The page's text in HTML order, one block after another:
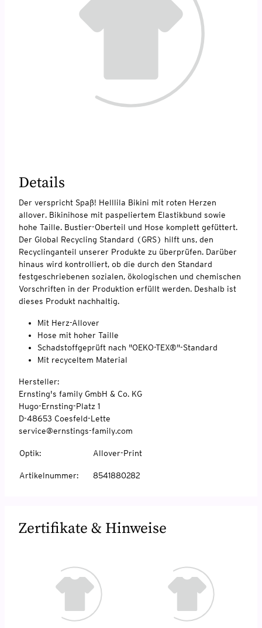
Details
Der verspricht Spaß! Helllila Bikini mit roten Herzen
allover. Bikinihose mit paspeliertem Elastikbund sowie
hohe Taille. Bustier-Oberteil und Hose komplett gefüttert.
Der Global Recycling Standard (GRS) hilft uns, den
Recyclinganteil unserer Produkte zu überprüfen. Darüber
hinaus wird kontrolliert, ob die durch den Standard
festgeschriebenen sozialen, ökologischen und chemischen
Vorschriften in der Produktion erfüllt werden. Deshalb ist
dieses Produkt nachhaltig.
Mit Herz-Allover
Hose mit hoher Taille
Schadstoffgeprüft nach "OEKO-TEX®"-Standard
Mit recyceltem Material
Hersteller:
Ernsting's family GmbH & Co. KG
Hugo-Ernsting-Platz 1
D-48653 Coesfeld-Lette
service@ernstings-family.com
Optik: Allover-Print
Artikelnummer: 8541880282
Zertifikate & Hinweise